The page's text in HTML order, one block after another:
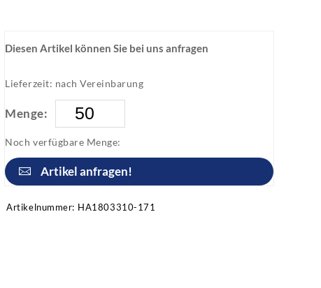
Diesen Artikel können Sie bei uns anfragen
Lieferzeit: nach Vereinbarung
Menge:
Noch verfügbare Menge:
Artikel anfragen!
Artikelnummer: HA1803310-171